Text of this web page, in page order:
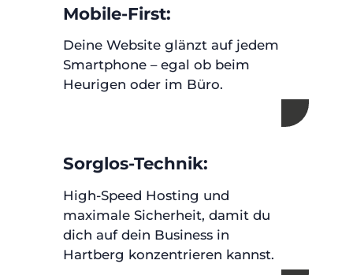
Mobile-First:
Deine Website glänzt auf jedem
Smartphone – egal ob beim
Heurigen oder im Büro.
Sorglos-Technik:
High-Speed Hosting und
maximale Sicherheit, damit du
dich auf dein Business in
Hartberg konzentrieren kannst.